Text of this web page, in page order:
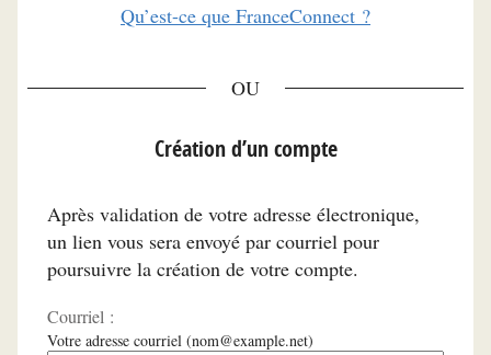
Qu’est-ce que FranceConnect ?
Création d’un compte
Après validation de votre adresse électronique,
un lien vous sera envoyé par courriel pour
poursuivre la création de votre compte.
Courriel :
Votre adresse courriel (nom@example.net)